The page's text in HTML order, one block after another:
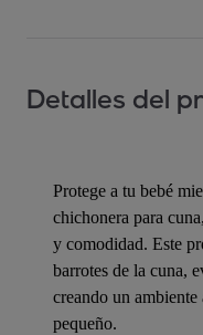
Detalles del
Protege a tu bebé
chichonera para
y comodidad. Este
barrotes de la cuna,
creando un ambiente
pequeño.